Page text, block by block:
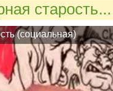
(социальная)